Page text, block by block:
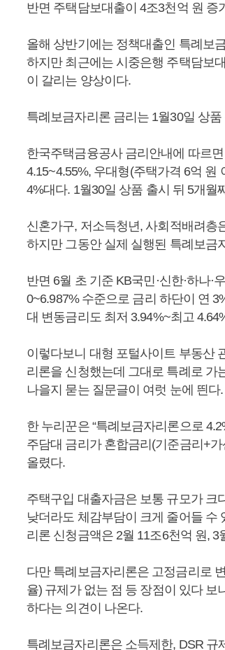
반면 주택담보대출이 4조3천억 원 증
올해 상반기에는 정책대출인 특례보
하지만 최근에는 시중은행 주택담보
이 갈리는 양상이다.
특례보금자리론 금리는 1월30일 상
한국주택금융공사 금리안내에 따르
4.15~4.55%, 우대형(주택가격 6억 원
4%대다. 1월30일 상품 출시 뒤 5개월
신혼가구, 저소득청년, 사회적배려층
하지만 그동안 실제 실행된 특례보금
반면 6월 초 기준 KB국민·신한·하나
0~6.987% 수준으로 금리 하단이 연
대 변동금리도 최저 3.94%~최고
이렇다보니 대형 포털사이트 부동산
리론을 신청했는데 그대로 특례로 가
나을지 묻는 질문글이 여럿 눈에 띈다.
한 누리꾼은 “특례보금자리론으로
주담대 금리가 혼합금리(기준금리+
올렸다.
주택구입 대출자금은 보통 규모가 크
낮더라도 체감부담이 크게 줄어들 수
리론 신청금액은 2월 11조6천억 원,
다만 특례보금자리론은 고정금리로
율) 규제가 없는 점 등 장점이 있다
하다는 의견이 나온다.
특례보금자리론은 소득제한, DSR 규